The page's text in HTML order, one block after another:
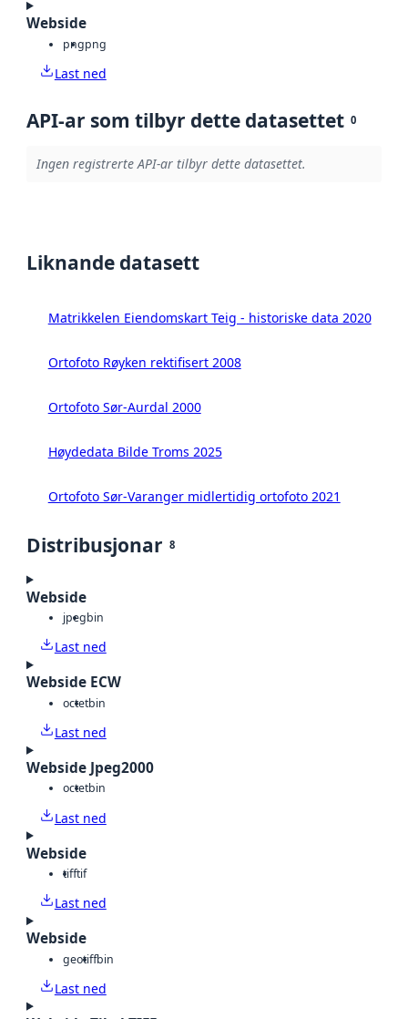
Webside
pngpng
Last ned
API-ar som tilbyr dette datasettet 0
Ingen registrerte API-ar tilbyr dette datasettet.
Liknande datasett
Matrikkelen Eiendomskart Teig - historiske data 2020
Ortofoto Røyken rektifisert 2008
Ortofoto Sør-Aurdal 2000
Høydedata Bilde Troms 2025
Ortofoto Sør-Varanger midlertidig ortofoto 2021
Distribusjonar 8
Webside
jpegbin
Last ned
Webside ECW
octetbin
Last ned
Webside Jpeg2000
octetbin
Last ned
Webside
tifftif
Last ned
Webside
geotiffbin
Last ned